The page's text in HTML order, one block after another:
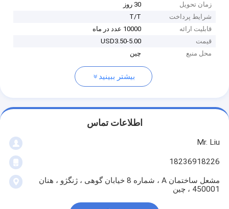
زمان تحویل
30 روز
شرایط پرداخت
T/T
قابلیت ارائه
10000 عدد در ماه
قیمت
USD3.50-5.00
محل منبع
چین
بیشتر ببینید
اطلاعات تماس
Mr. Liu
18236918226
مشعل ساختمان A ، شماره 8 خیابان گوهی ، ژنگژو ، هنان
450001 ، چین